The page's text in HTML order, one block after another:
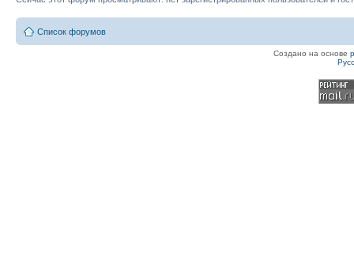
Список форумов
Создано на основе